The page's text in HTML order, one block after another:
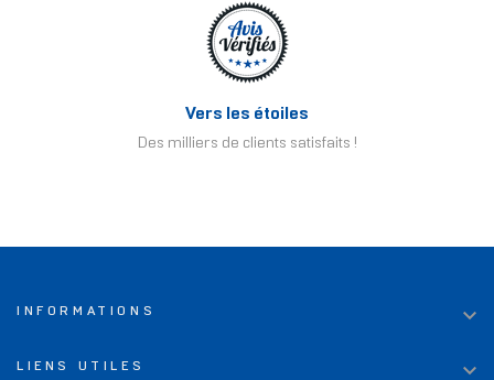
Vers les étoiles
Des milliers de clients satisfaits !
INFORMATIONS 
LIENS UTILES 